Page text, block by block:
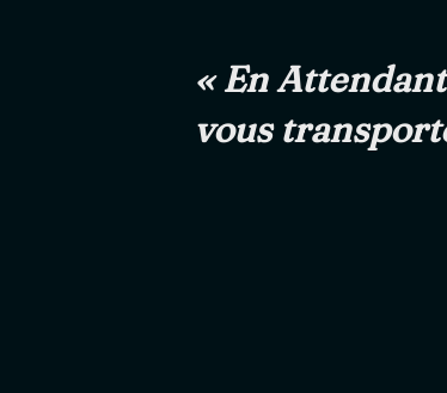
« En
vous